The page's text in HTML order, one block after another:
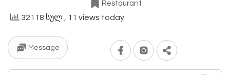
Restaurant
32118 სულ , 11 views today
Message